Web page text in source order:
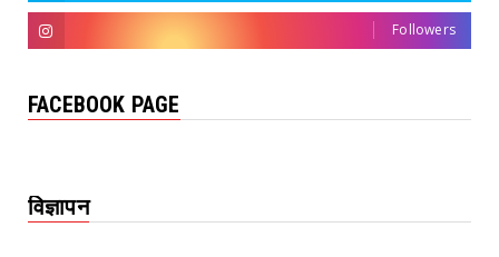
Followers
FACEBOOK PAGE
विज्ञापन